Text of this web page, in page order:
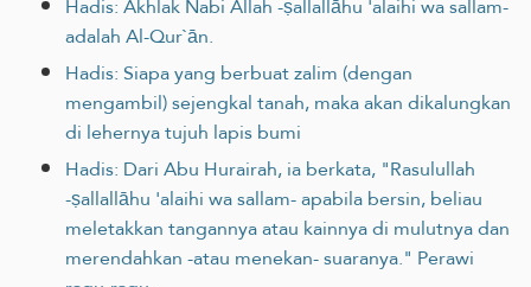
adalah Al-Qur`ān.
Hadis: Siapa yang berbuat zalim (dengan
mengambil) sejengkal tanah, maka akan dikalungkan
di lehernya tujuh lapis bumi
Hadis: Dari Abu Hurairah, ia berkata, "Rasulullah
-ṣallallāhu 'alaihi wa sallam- apabila bersin, beliau
meletakkan tangannya atau kainnya di mulutnya dan
merendahkan -atau menekan- suaranya." Perawi